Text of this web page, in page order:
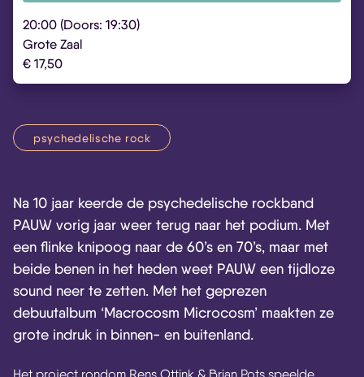
20:00 (Doors: 19:30)
Grote Zaal
€ 17,50
psychedelische rock
Na 10 jaar keerde de psychedelische rockband
PAUW vorig jaar weer terug naar het podium. Met
een flinke knipoog naar de 60’s en 70’s, maar met
beide benen in het heden weet PAUW een tijdloze
sound neer te zetten. Met het geprezen
debuutalbum ‘Macrocosm Microcosm’ maakten ze
grote indruk in binnen- en buitenland.